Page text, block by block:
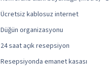
Ücretsiz kablosuz internet
Düğün organizasyonu
24 saat açık resepsiyon
Resepsiyonda emanet kasası